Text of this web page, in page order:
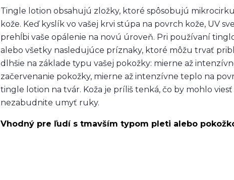
Tingle lotion obsahujú zložky, ktoré spôsobujú
kože. Keď kyslík vo vašej krvi stúpa na povrch kože, UV
prehĺbi vaše opálenie na novú úroveň. Pri používaní
alebo všetky nasledujúce príznaky, ktoré môžu trvať
dlhšie na základe typu vašej pokožky: mierne až
začervenanie pokožky, mierne až intenzívne teplo na
tingle lotion na tvár. Koža je príliš tenká, čo by mohlo
nezabudnite umyť ruky.
Vhodný pre ľudí s tmavším typom pleti alebo